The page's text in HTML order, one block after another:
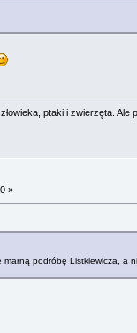
ptaki i zwierzęta. Ale
»
podróbę Listkiewicza, a